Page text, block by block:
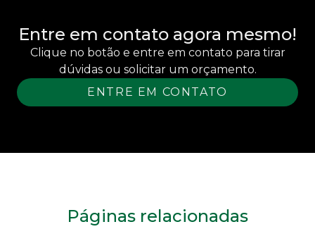
Entre em contato agora mesmo!
Clique no botão e entre em contato para tirar
dúvidas ou solicitar um orçamento.
ENTRE EM CONTATO
Páginas relacionadas